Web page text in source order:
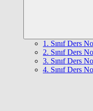
1. Sınıf Ders
2. Sınıf Ders
3. Sınıf Ders
4. Sınıf Ders